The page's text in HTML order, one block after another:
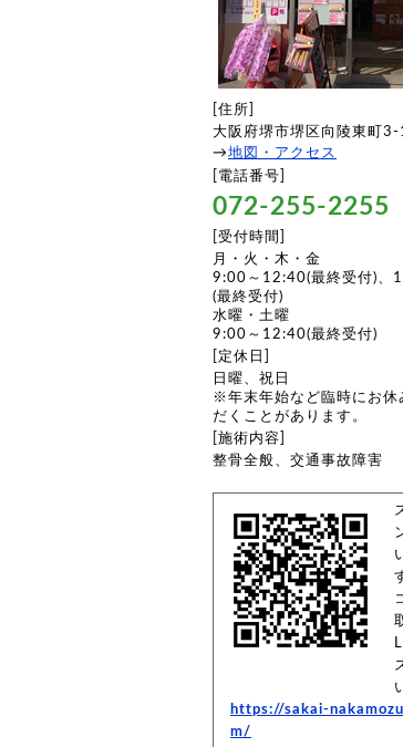
[住所]
大阪府堺市堺区向陵東町
→地図・アクセス
[電話番号]
072-255-2255
[受付時間]
月・火・木・金
9:00～12:40(最終受付)、
(最終受付)
水曜・土曜
9:00～12:40(最終受付)
[定休日]
日曜、祝日
※年末年始など臨時にお休
だくことがあります。
[施術内容]
整骨全般、交通事故障害
https://sakai-
m/